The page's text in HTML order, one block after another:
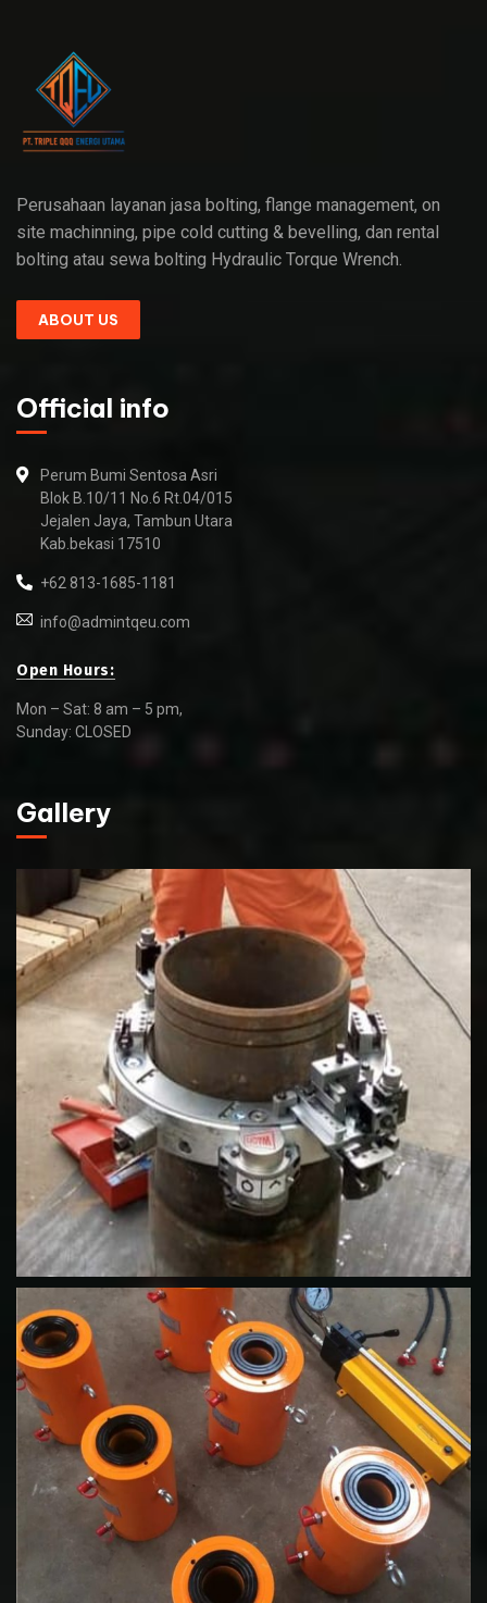
Perusahaan layanan jasa bolting, flange management, on
site machinning, pipe cold cutting & bevelling, dan rental
bolting atau sewa bolting Hydraulic Torque Wrench.
ABOUT US
Official info
Perum Bumi Sentosa Asri
Blok B.10/11 No.6 Rt.04/015
Jejalen Jaya, Tambun Utara
Kab.bekasi 17510
+62 813-1685-1181
info@admintqeu.com
Open Hours:
Mon – Sat: 8 am – 5 pm,
Sunday: CLOSED
Gallery